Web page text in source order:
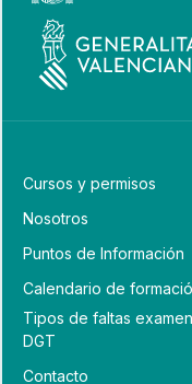
Cursos y permisos
Nosotros
Puntos de Información
Calendario de
Tipos de faltas examen
DGT
Contacto